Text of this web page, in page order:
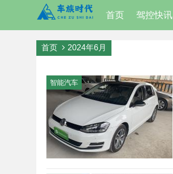
首页 驾控快讯
首页 2024年6月
智能汽车